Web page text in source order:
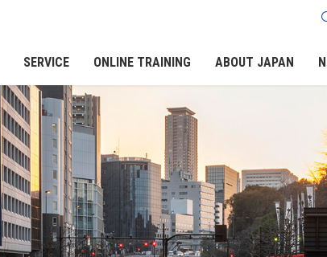
SERVICE ONLINE TRAINING ABOUT JAPAN